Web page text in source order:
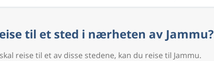
til et sted i nærheten av Jammu?
reise til et av disse stedene, kan du reise til Jammu.